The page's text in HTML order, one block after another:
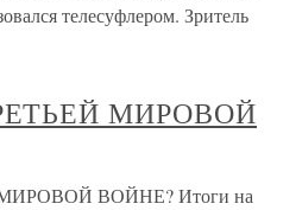
телесуфлером. Зритель
МИРОВОЙ
ВОЙНЕ? Итоги на